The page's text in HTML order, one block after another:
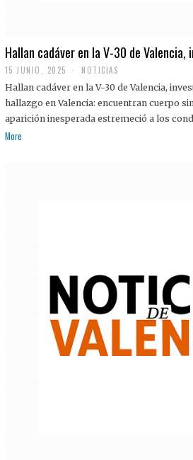
Hallan cadáver en la V-30 de Valencia,
15 JUNIO, 2025 NOTICIAS
Hallan cadáver en la V-30 de Valencia,
hallazgo en Valencia: encuentran cuerpo
aparición inesperada estremeció a los
More